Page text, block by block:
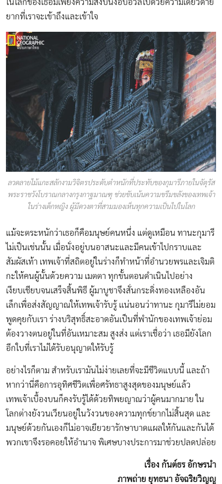
ในโลกของเธอมีเพียงความสงบนิ่งอบอวลไปด้วยความเดียวดาย
ยากที่เราจะเข้าถึงและเข้าใจ
ลวดลายไม้แกะสลักงามวิจิตรประดับตำหนักที่ประทับของกุมารีภายในจัตุรัส
พระราชวังโบราณกลางกรุงกาฐมาณฑุ ช่วยขับเน้นความขรึมขลังของเทพเจ้า
ในร่างเด็กหญิง ผู้มีดวงตาที่สามมองเห็นทุกความเป็นไปในโลก
แม้จะตระหนักว่าเธอก็คือมนุษย์คนหนึ่ง แต่ดูเหมือน ทานะกุมารี
ไม่เป็นเช่นนั้น เมื่อนั่งอยู่บนอาสนะและมีคนเข้าไปกราบและ
สัมผัสเท้า เทพเจ้าที่สถิตอยู่ในร่างก็ทำหน้าที่อำนวยพรและเจิมติ
กะให้คนผู้นั้นด้วยความ เมตตา ทุกขั้นตอนดำเนินไปอย่าง
เงียบเชียบจนเสร็จสิ้นพิธี ผู้มาบูชาจึงสั่นกระดิ่งทองเหลืองอัน
เล็กเพื่อส่งสัญญาณให้เทพเจ้ารับรู้ เเน่นอนว่าทานะ กุมารีไม่ยอม
พูดคุยกับเรา ร่างบริสุทธิ์สะอาดอันเป็นที่พำนักของเทพเจ้าย่อม
ต้องวางตนอยู่ในที่อันเหมาะสม สูงส่ง แต่เราเชื่อว่า เธอมียังโลก
อีกใบที่เราไม่ได้รับอนุญาตให้รับรู้
อย่างไรก็ตาม สำหรับเรามันไม่ง่ายเลยที่จะมีชีวิตแบบนี้ และถ้า
หากว่านี่คือการอุทิศชีวิตเพื่อศรัทธาสูงสุดของมนุษย์แล้ว
เทพเจ้าเบื้องบนก็คงรับรู้ได้ด้วยทิพยญาณว่าผู้คนมากมาย ใน
โลกต่างยังวนเวียนอยู่ในวังวนของความทุกข์ยากไม่สิ้นสุด และ
มนุษย์ด้วยกันเองก็ไม่อาจเยียวยารักษาบาดแผลให้กันและกันได้
พวกเขาจึงรอคอยให้อำนาจ พิเศษบางประการมาช่วยปลดปล่อย
เรื่อง กันต์ธร อักษรนำ
ภาพถ่าย ยุทธนา อัจฉริยวิญญู